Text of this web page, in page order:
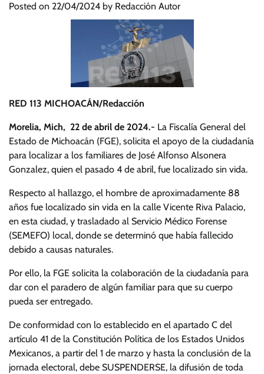
Posted on 22/04/2024 by Redacción Autor
RED 113 MICHOACÁN/Redacción
Morelia, Mich, 22 de abril de 2024.- La Fiscalía General del
Estado de Michoacán (FGE), solicita el apoyo de la ciudadanía
para localizar a los familiares de José Alfonso Alsonera
Gonzalez, quien el pasado 4 de abril, fue localizado sin vida.
Respecto al hallazgo, el hombre de aproximadamente 88
años fue localizado sin vida en la calle Vicente Riva Palacio,
en esta ciudad, y trasladado al Servicio Médico Forense
(SEMEFO) local, donde se determinó que había fallecido
debido a causas naturales.
Por ello, la FGE solicita la colaboración de la ciudadanía para
dar con el paradero de algún familiar para que su cuerpo
pueda ser entregado.
De conformidad con lo establecido en el apartado C del
artículo 41 de la Constitución Política de los Estados Unidos
Mexicanos, a partir del 1 de marzo y hasta la conclusión de la
jornada electoral, debe SUSPENDERSE, la difusión de toda